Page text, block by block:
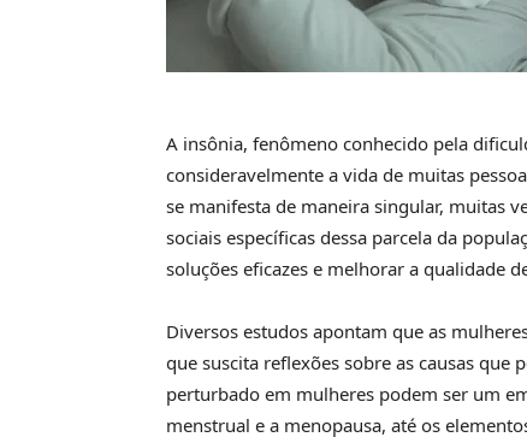
A insônia, fenômeno conhecido pela
consideravelmente a vida de muitas
se manifesta de maneira singular, muitas
sociais específicas dessa parcela da
soluções eficazes e melhorar a qualidade
Diversos estudos apontam que as
que suscita reflexões sobre as causas que
perturbado em mulheres podem ser um
menstrual e a menopausa, até os